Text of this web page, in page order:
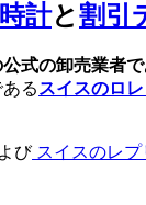
計と割引
式の卸売業者
る スイスのロ
びスイスのレプ